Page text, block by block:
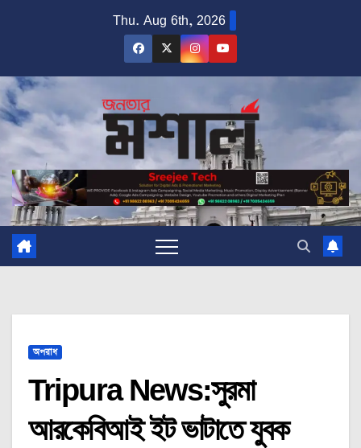
Thu. Aug 6th, 2026
অপরাধ
Tripura News:সুরমা
আরকেবিআই ইট ভাটাতে যুবক